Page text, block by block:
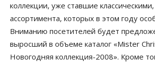
коллекции, уже ставшие
ассортимента, которых в этом году
Вниманию посетителей будет
выросший в объеме каталог «Mister
Новогодняя коллекция-2008». Кроме